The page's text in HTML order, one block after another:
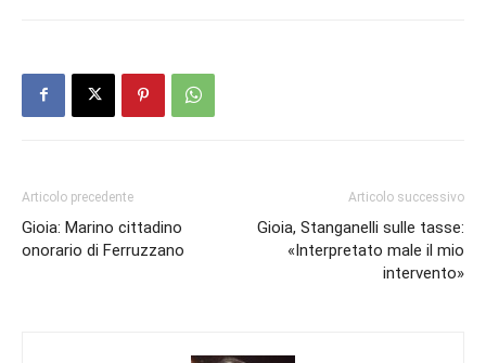
Articolo precedente
Gioia: Marino cittadino
onorario di Ferruzzano
Articolo successivo
Gioia, Stanganelli sulle tasse:
«Interpretato male il mio
intervento»